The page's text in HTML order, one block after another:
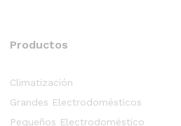
Productos
Climatización
Grandes Electrodomésticos
Pequeños Electrodoméstico